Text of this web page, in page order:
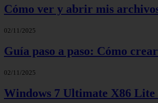
Cómo ver y abrir mis
02/11/2025
Guía paso a paso: Cómo
02/11/2025
Windows 7 Ultimate X86 Lite